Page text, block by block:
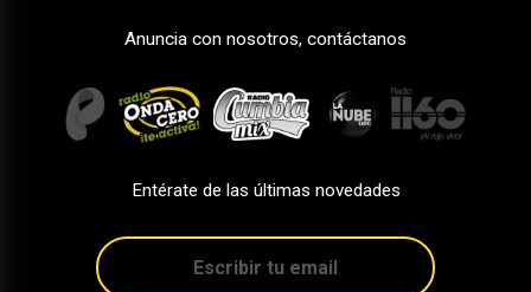
Anuncia con nosotros, contáctanos
Entérate de las últimas novedades